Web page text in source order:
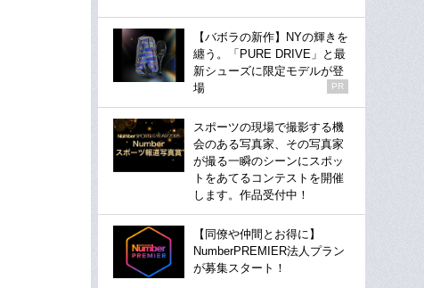
【バボラの新作】NYの輝きを
纏う。「PURE DRIVE」と最
新シューズに限定モデルが登
場
PR
スポーツの現場で撮影する機
会のある写真家、その写真家
が撮る一瞬のシーンにスポッ
トをあてるコンテストを開催
します。作品受付中！
【同僚や仲間とお得に】
NumberPREMIER法人プラン
が募集スタート！